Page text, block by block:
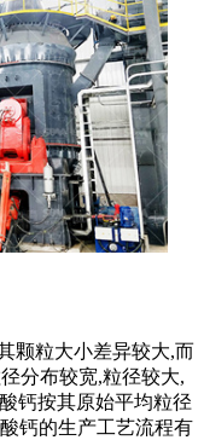
颗粒大小差异较大,而
分布较宽,粒径较大,
钙按其原始平均粒径
酸钙的生产工艺流程有